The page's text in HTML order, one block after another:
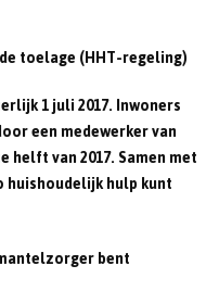
toelage (HHT-regeling)
1 juli 2017. Inwoners
een medewerker van
helft van 2017. Samen met
huishoudelijk hulp kunt
bent